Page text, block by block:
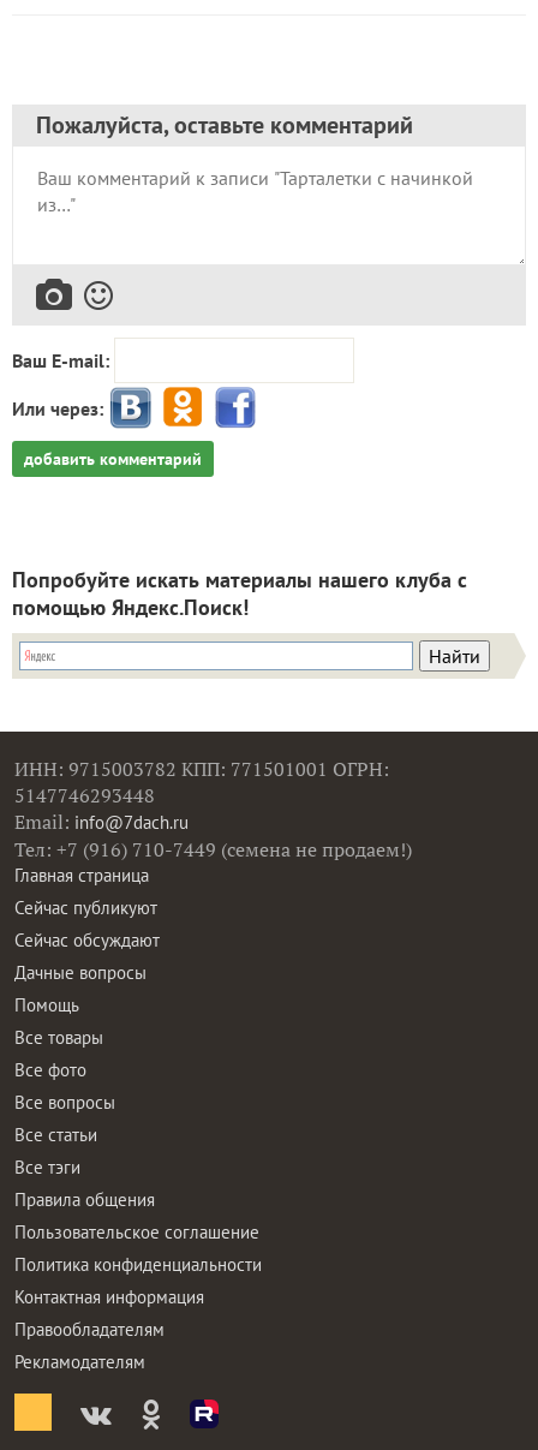
Пожалуйста, оставьте комментарий
Ваш E-mail:
Или через:
добавить комментарий
Попробуйте искать материалы нашего клуба с
помощью Яндекс.Поиск!
ИНН: 9715003782 КПП: 771501001 ОГРН:
5147746293448
Email: info@7dach.ru
Тел: +7 (916) 710-7449 (семена не продаем!)
Главная страница
Сейчас публикуют
Сейчас обсуждают
Дачные вопросы
Помощь
Все товары
Все фото
Все вопросы
Все статьи
Все тэги
Правила общения
Пользовательское соглашение
Политика конфиденциальности
Контактная информация
Правообладателям
Рекламодателям